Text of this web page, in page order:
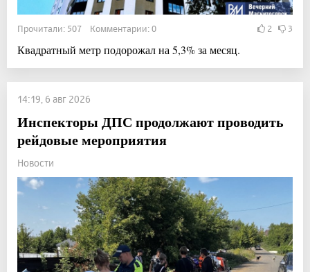
Прочитали: 507 Комментарии: 0 2 3
Квадратный метр подорожал на 5,3% за месяц.
14:19, 6 авг 2026
Инспекторы ДПС продолжают проводить
рейдовые мероприятия
Новости